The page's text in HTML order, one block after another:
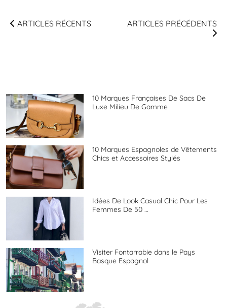
ARTICLES RÉCENTS ARTICLES PRÉCÉDENTS
10 Marques Françaises De Sacs De
Luxe Milieu De Gamme
10 Marques Espagnoles de Vêtements
Chics et Accessoires Stylés
Idées De Look Casual Chic Pour Les
Femmes De 50 …
Visiter Fontarrabie dans le Pays
Basque Espagnol